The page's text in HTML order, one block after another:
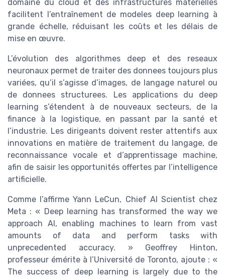
domaine du cloud et des infrastructures matérielles
facilitent l’entraînement de modeles deep learning à
grande échelle, réduisant les coûts et les délais de
mise en œuvre.
L’évolution des algorithmes deep et des reseaux
neuronaux permet de traiter des donnees toujours plus
variées, qu’il s’agisse d’images, de langage naturel ou
de donnees structurees. Les applications du deep
learning s’étendent à de nouveaux secteurs, de la
finance à la logistique, en passant par la santé et
l’industrie. Les dirigeants doivent rester attentifs aux
innovations en matière de traitement du langage, de
reconnaissance vocale et d’apprentissage machine,
afin de saisir les opportunités offertes par l’intelligence
artificielle.
Comme l’affirme Yann LeCun, Chief AI Scientist chez
Meta : « Deep learning has transformed the way we
approach AI, enabling machines to learn from vast
amounts of data and perform tasks with
unprecedented accuracy. » Geoffrey Hinton,
professeur émérite à l’Université de Toronto, ajoute : «
The success of deep learning is largely due to the